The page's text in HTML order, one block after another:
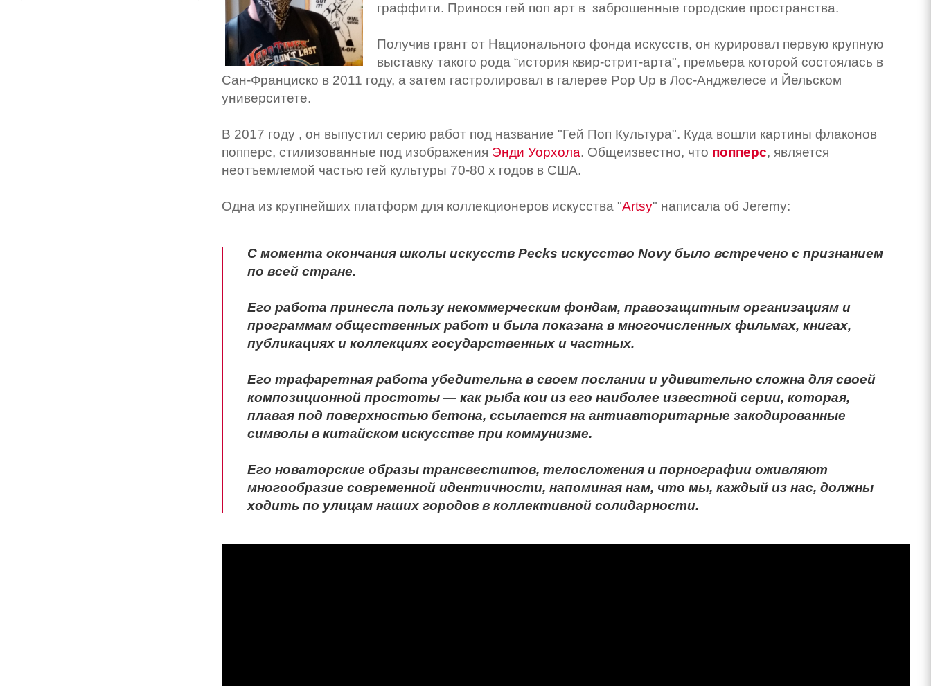
граффити. Принося гей поп арт в заброшенные городские пространства.
Получив грант от Национального фонда искусств, он курировал первую крупную
выставку такого рода “история квир-стрит-арта", премьера которой состоялась в
Сан-Франциско в 2011 году, а затем гастролировал в галерее Pop Up в Лос-Анджелесе и Йельском
университете.
В 2017 году , он выпустил серию работ под название "Гей Поп Культура". Куда вошли картины флаконов
попперс, стилизованные под изображения Энди Уорхола. Общеизвестно, что попперс, является
неотъемлемой частью гей культуры 70-80 х годов в США.
Одна из крупнейших платформ для коллекционеров искусства "Artsy" написала об Jeremy:
С момента окончания школы искусств Pecks искусство Novy было встречено с признанием
по всей стране.
Его работа принесла пользу некоммерческим фондам, правозащитным организациям и
программам общественных работ и была показана в многочисленных фильмах, книгах,
публикациях и коллекциях государственных и частных.
Его трафаретная работа убедительна в своем послании и удивительно сложна для своей
композиционной простоты — как рыба кои из его наиболее известной серии, которая,
плавая под поверхностью бетона, ссылается на антиавторитарные закодированные
символы в китайском искусстве при коммунизме.
Его новаторские образы трансвеститов, телосложения и порнографии оживляют
многообразие современной идентичности, напоминая нам, что мы, каждый из нас, должны
ходить по улицам наших городов в коллективной солидарности.